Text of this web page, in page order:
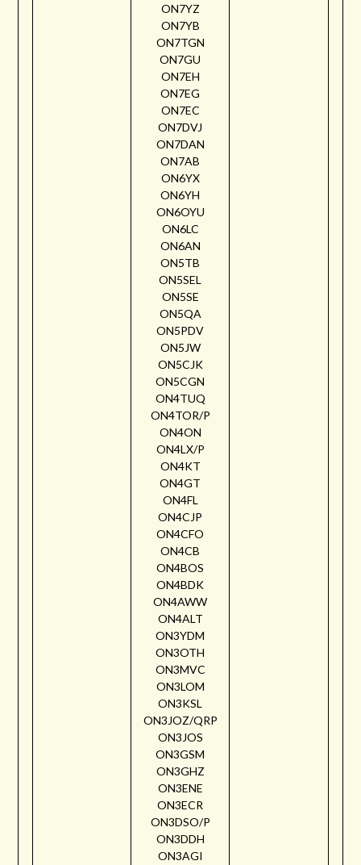
ON7YZ
ON7YB
ON7TGN
ON7GU
ON7EH
ON7EG
ON7EC
ON7DVJ
ON7DAN
ON7AB
ON6YX
ON6YH
ON6OYU
ON6LC
ON6AN
ON5TB
ON5SEL
ON5SE
ON5QA
ON5PDV
ON5JW
ON5CJK
ON5CGN
ON4TUQ
ON4TOR/P
ON4ON
ON4LX/P
ON4KT
ON4GT
ON4FL
ON4CJP
ON4CFO
ON4CB
ON4BOS
ON4BDK
ON4AWW
ON4ALT
ON3YDM
ON3OTH
ON3MVC
ON3LOM
ON3KSL
ON3JOZ/QRP
ON3JOS
ON3GSM
ON3GHZ
ON3ENE
ON3ECR
ON3DSO/P
ON3DDH
ON3AGI